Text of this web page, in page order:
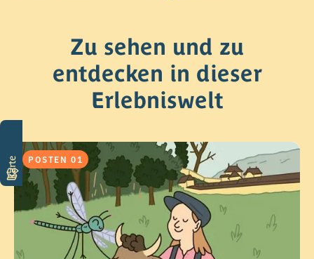
Zu sehen und zu
entdecken in dieser
Erlebniswelt
POSTEN 01
Karte